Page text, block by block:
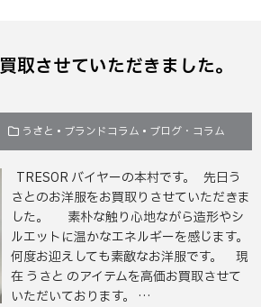
取させていただきました。
うさと • ブランドコラム • ブログ・コラム
TRESOR バイヤーの本村です。 先日う
さとのお洋服をお買取りさせていただきま
した。 素朴な触り心地ながら造形やシ
ルエットに温かなエネルギーを感じます。
何度お迎えしても素敵なお洋服です。 現
在 うさと のアイテムを高価お買取させて
いただいております。 …